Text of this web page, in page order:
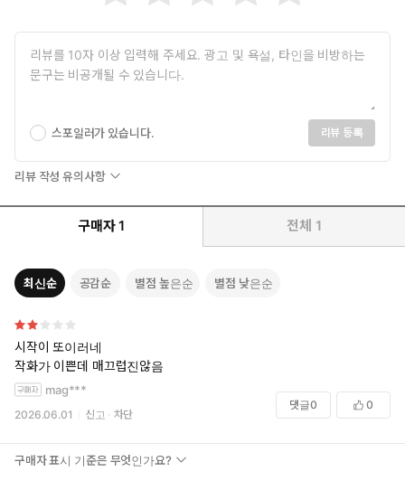
스포일러가 있습니다. 리뷰 등록
리뷰 작성 유의사항
구매자 1 전체 1
최신순 공감순 별점 높은순 별점 낮은순
시작이 또이러네
작화가 이쁜데 매끄럽진않음
mag***
2026.06.01 신고 차단
댓글0 0
구매자 표시 기준은 무엇인가요?